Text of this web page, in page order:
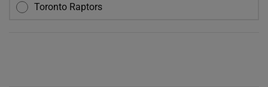
Toronto Raptors